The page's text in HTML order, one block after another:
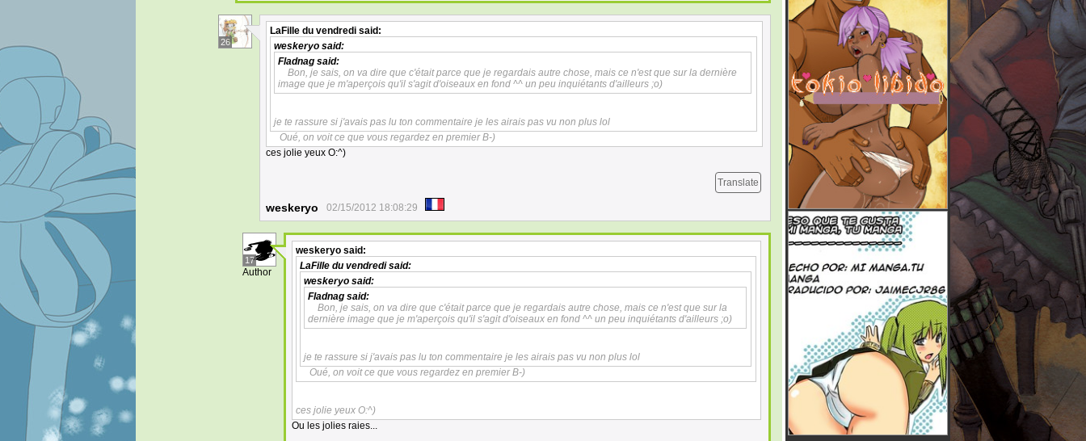
26
LaFille du vendredi said:
weskeryo said:
Fladnag said:
Bon, je sais, on va dire que c'était parce que je regardais autre chose, mais ce n'est que sur la dernière
image que je m'aperçois qu'il s'agit d'oiseaux en fond ^^ un peu inquiétants d'ailleurs ;o)
je te rassure si j'avais pas lu ton commentaire je les airais pas vu non plus lol
Oué, on voit ce que vous regardez en premier B-)
ces jolie yeux O:^)
Translate
weskeryo 02/15/2012 18:08:29
17
Author
weskeryo said:
LaFille du vendredisaid:
weskeryo said:
Fladnag said:
Bon, je sais, on va dire que c'était parce que je regardais autre chose, mais ce n'est que sur la
dernière image que je m'aperçois qu'il s'agit d'oiseaux en fond ^^ un peu inquiétants d'ailleurs ;o)
je te rassure si j'avais pas lu ton commentaire je les airais pas vu non plus lol
Oué, on voit ce que vous regardez en premier B-)
ces jolie yeux O:^)
Ou les jolies raies...